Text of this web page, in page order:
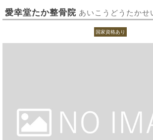
愛幸堂たか整骨院 あいこうどうたかせ
国家資格あり